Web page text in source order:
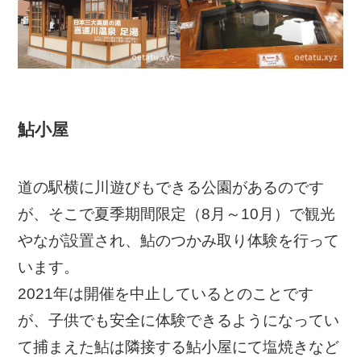
鮎小屋
道の駅横に川遊びもできる公園があるのです
が、そこで夏季期間限定（8月～10月）で観光
やなが設置され、鮎のつかみ取り体験を行って
います。
2021年は開催を中止しているとのことです
が、子供でも安全に体験できるようになってい
て捕まえた鮎は隣接する鮎小屋にて塩焼きなど